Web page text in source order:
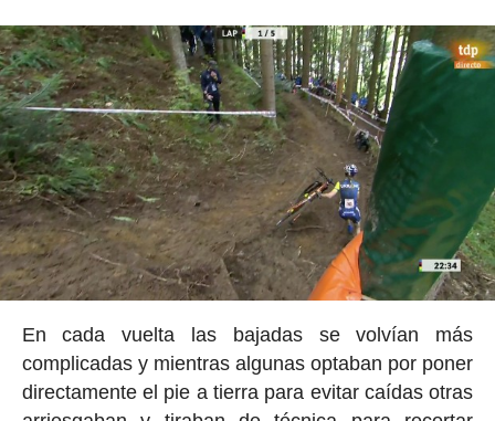
En cada vuelta las bajadas se volvían más
complicadas y mientras algunas optaban por poner
directamente el pie a tierra para evitar caídas otras